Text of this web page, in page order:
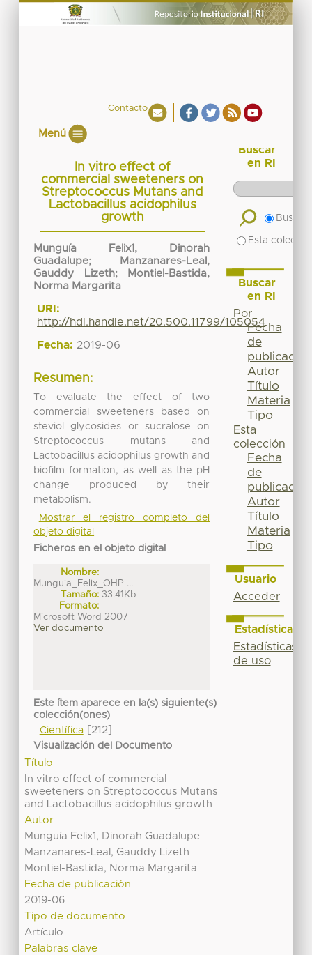
Contacto
Menú
In vitro effect of
commercial sweeteners on
Streptococcus Mutans and
Lactobacillus acidophilus
growth
Munguía Felix1, Dinorah
Guadalupe;
Manzanares-Leal,
Gauddy Lizeth;
Montiel-Bastida,
Norma Margarita
URI:
http://hdl.handle.net/20.500.11799/105054
Fecha: 2019-06
Resumen:
To evaluate the effect of two
commercial sweeteners based on
steviol glycosides or sucralose on
Streptococcus mutans and
Lactobacillus acidophilus growth and
biofilm formation, as well as the pH
change produced by their
metabolism.
Mostrar el registro completo del
objeto digital
Ficheros en el objeto digital
Nombre:
Munguia_Felix_OHP ...
Tamaño: 33.41Kb
Formato:
Microsoft Word 2007
Ver documento
Este ítem aparece en la(s) siguiente(s)
colección(ones)
Científica[212]
Visualización del Documento
Título
In vitro effect of commercial
sweeteners on Streptococcus Mutans
and Lactobacillus acidophilus growth
Autor
Munguía Felix1, Dinorah Guadalupe
Manzanares-Leal, Gauddy Lizeth
Montiel-Bastida, Norma Margarita
Fecha de publicación
2019-06
Tipo de documento
Artículo
Palabras clave
Buscar
en RI
Buscar
Esta
Buscar
en RI
Por
Fecha
de
publicación
Autor
Título
Materia
Tipo
Esta
colección
Fecha
de
publicación
Autor
Título
Materia
Tipo
Usuario
Acceder
Estadísticas
Estadísticas
de uso